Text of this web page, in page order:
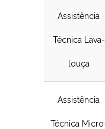
Assistência
Técnica Lava-
louça
Assistência
Técnica